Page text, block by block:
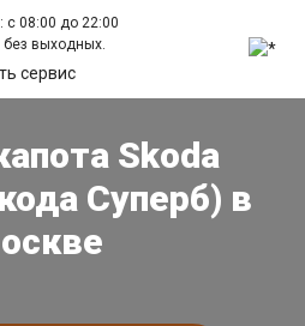
с 08:00 до 22:00
выходных.
сервис
Skoda
Суперб) в